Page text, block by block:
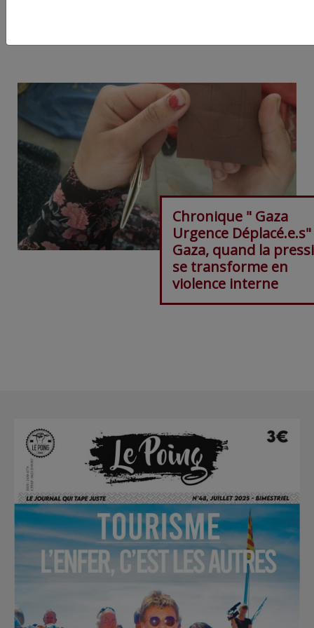
Chronique " Gaza
Urgence
Gaza, quand la
se transforme en
violence interne